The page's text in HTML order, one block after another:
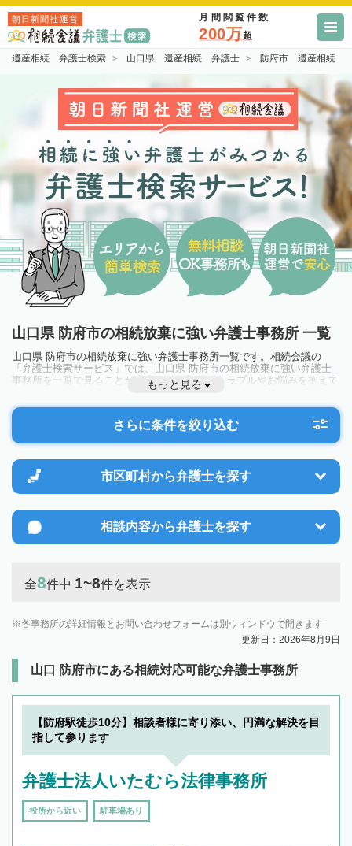
朝日新聞社運営 月間閲覧件数
200万超
遺産相続 弁護士検索 山口県 遺産相続 弁護士 防府市 遺産相続
山口県 防府市の相続放棄に強い弁護士事務所 一覧
山口県 防府市の相続放棄に強い弁護士事務所一覧です。相続会議の
「弁護士検索サービス」では、山口県 防府市の相続放棄に強い弁護士
事務所を一覧で見ることが出来ます。相続のトラブルやお悩みを抱えて
いる方は一度近隣の弁護士に相談してみましょう。
もっと見る
さらに条件を絞り込む
市区町村から弁護士を探す
相談内容から弁護士を探す
全8件中 1~8件を表示
各事務所の詳細情報とお問い合わせフォームは別ウィンドウで開きます
更新日：2026年8月9日
山口 防府市にある相続対応可能な弁護士事務所
【防府駅徒歩10分】相談者様に寄り添い、円満な解決を目
指して参ります
弁護士法人いたむら法律事務所
役所から近い 駐車場あり